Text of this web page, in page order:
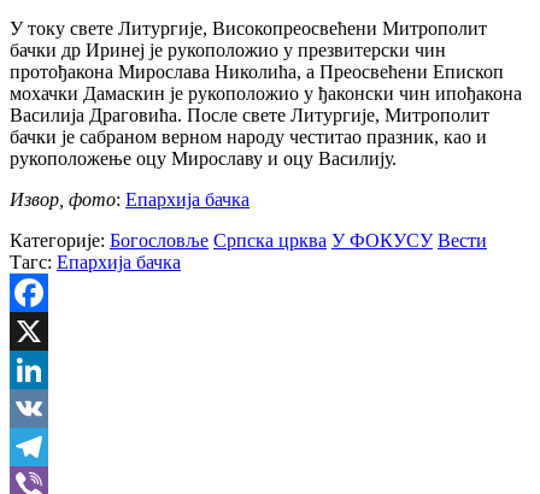
У току свете Литургије, Високопреосвећени Митрополит
бачки др Иринеј је рукоположио у презвитерски чин
протођакона Мирослава Николића, а Преосвећени Епископ
мохачки Дамаскин је рукоположио у ђаконски чин ипођакона
Василија Драговића. После свете Литургије, Митрополит
бачки је сабраном верном народу честитао празник, као и
рукоположење оцу Мирославу и оцу Василију.
Извор, фото: Епархија бачка
Категорије: Богословље Српска црква У ФОКУСУ Вести
Тагс: Епархија бачка
Facebook
X
LinkedIn
VK
Telegram